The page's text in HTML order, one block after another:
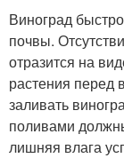
Виноград
почвы.
отразится на
растения перед
заливать
поливами
лишняя влага